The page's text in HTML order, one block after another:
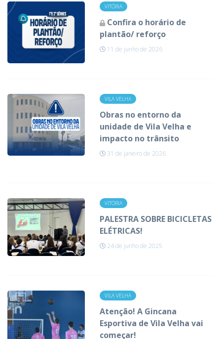
VITÓRIA
Confira o horário de
plantão/ reforço
11 de junho de 2026
VILA VELHA
Obras no entorno da
unidade de Vila Velha e
impacto no trânsito
31 de janeiro de 2026
VITÓRIA
PALESTRA SOBRE BICICLETAS
ELÉTRICAS!
24 de junho de 2025
VILA VELHA
Atenção! A Gincana
Esportiva de Vila Velha vai
começar!